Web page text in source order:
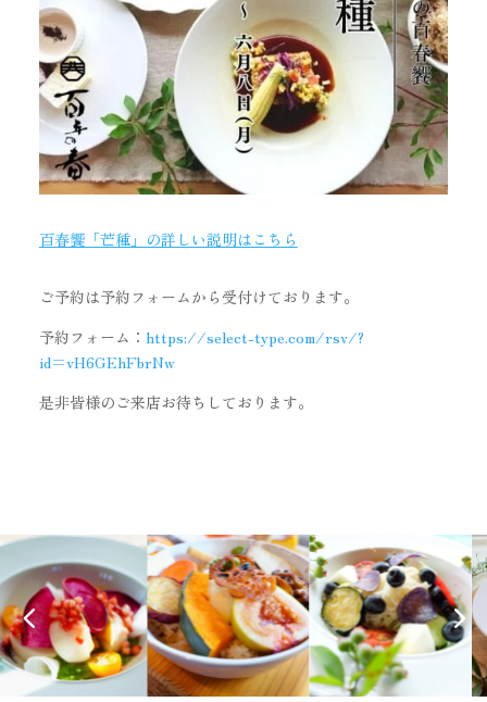
百春饗「芒種」の詳しい説明はこちら
ご予約は予約フォームから受付けております。
予約フォーム： https://select-type.com/rsv/?
id=vH6GEhFbrNw
是非皆様のご来店お待ちしております。